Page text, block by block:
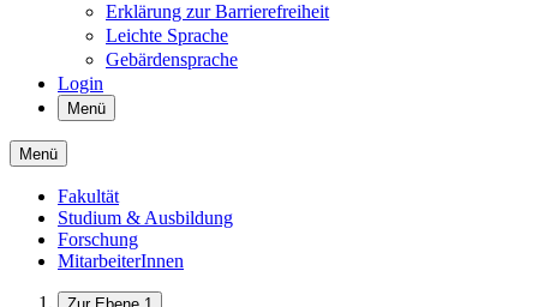
Erklärung zur Barrierefreiheit
Leichte Sprache
Gebärdensprache
Login
Menü
Menü
Fakultät
Studium & Ausbildung
Forschung
MitarbeiterInnen